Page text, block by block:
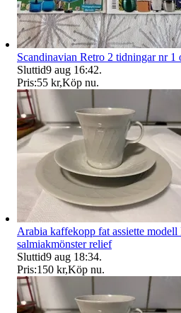
Scandinavian Retro 2 tidningar nr 1
Sluttid9 aug 16:42.
Pris:55 kr,Köp nu.
Arabia kaffekopp fat assiette
salmiakmönster relief
Sluttid9 aug 18:34.
Pris:150 kr,Köp nu.